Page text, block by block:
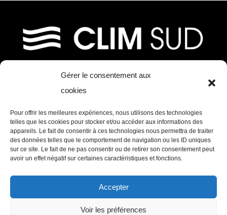
Gérer le consentement aux
cookies
Pour offrir les meilleures expériences, nous utilisons des technologies
telles que les cookies pour stocker et/ou accéder aux informations des
appareils. Le fait de consentir à ces technologies nous permettra de traiter
des données telles que le comportement de navigation ou les ID uniques
sur ce site. Le fait de ne pas consentir ou de retirer son consentement peut
avoir un effet négatif sur certaines caractéristiques et fonctions.
Accepter
Voir les préférences
39, chemin de Fournolis
31170 Tournefeuille
Tél. : 05 61 73 97 11 – Mail :
contact@clim-sud.fr
Ouvert du Lundi au vendredi de 8h30 à
12h30 et de 14h00 à 17h30